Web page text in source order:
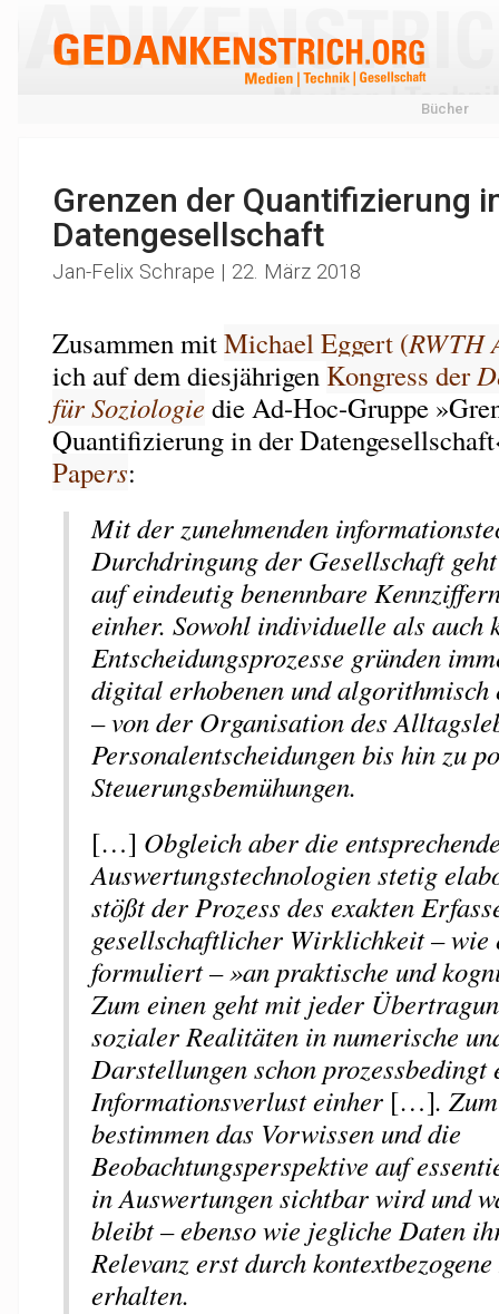
Bücher
Grenzen der Quantifizierung
Datengesellschaft
Jan-Felix Schrape | 22. März 2018
Zusammen mitMichael Eggert (RWTH
ich auf dem diesjährigen Kongress der
für Soziologie die Ad-Hoc-Gruppe
Quantifizierung in der
Papers:
Mit der zunehmenden
Durchdringung der Gesellschaft
auf eindeutig benennbare
einher. Sowohl individuelle als auch
Entscheidungsprozesse gründen
digital erhobenen und algorithmisch
– von der Organisation des
Personalentscheidungen bis hin zu
Steuerungsbemühungen.
[…] Obgleich aber die
Auswertungstechnologien stetig
stößt der Prozess des exakten
gesellschaftlicher Wirklichkeit – wie
formuliert – »an praktische und
Zum einen geht mit jeder
sozialer Realitäten in numerische
Darstellungen schon prozessbedingt
Informationsverlust einher […].
bestimmen das Vorwissen und die
Beobachtungsperspektive auf
in Auswertungen sichtbar wird und
bleibt – ebenso wie jegliche Daten
Relevanz erst durch
erhalten.